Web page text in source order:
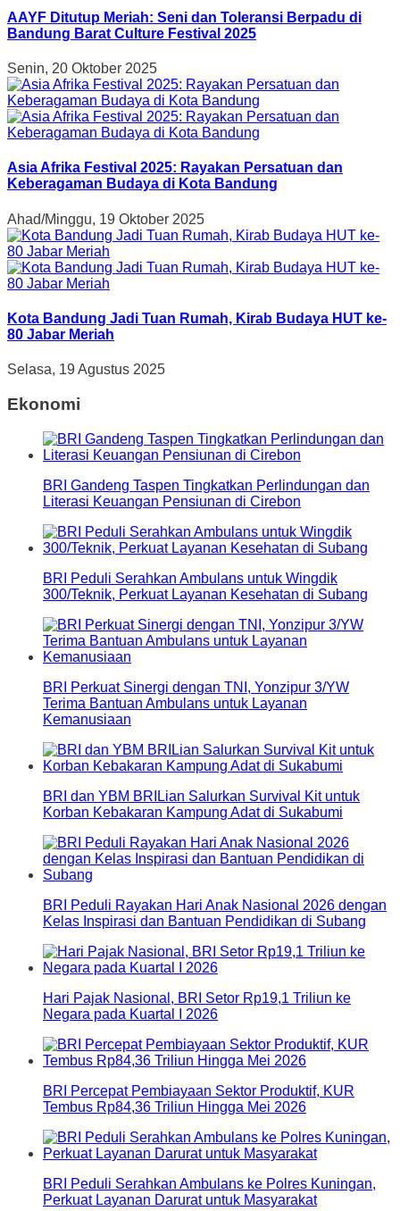
AAYF Ditutup Meriah: Seni dan Toleransi Berpadu di
Bandung Barat Culture Festival 2025
Senin, 20 Oktober 2025
Asia Afrika Festival 2025: Rayakan Persatuan dan
Keberagaman Budaya di Kota Bandung
Ahad/Minggu, 19 Oktober 2025
Kota Bandung Jadi Tuan Rumah, Kirab Budaya HUT ke-
80 Jabar Meriah
Selasa, 19 Agustus 2025
Ekonomi
BRI Gandeng Taspen Tingkatkan Perlindungan dan
Literasi Keuangan Pensiunan di Cirebon
BRI Peduli Serahkan Ambulans untuk Wingdik
300/Teknik, Perkuat Layanan Kesehatan di Subang
BRI Perkuat Sinergi dengan TNI, Yonzipur 3/YW
Terima Bantuan Ambulans untuk Layanan
Kemanusiaan
BRI dan YBM BRILian Salurkan Survival Kit untuk
Korban Kebakaran Kampung Adat di Sukabumi
BRI Peduli Rayakan Hari Anak Nasional 2026 dengan
Kelas Inspirasi dan Bantuan Pendidikan di Subang
Hari Pajak Nasional, BRI Setor Rp19,1 Triliun ke
Negara pada Kuartal I 2026
BRI Percepat Pembiayaan Sektor Produktif, KUR
Tembus Rp84,36 Triliun Hingga Mei 2026
BRI Peduli Serahkan Ambulans ke Polres Kuningan,
Perkuat Layanan Darurat untuk Masyarakat